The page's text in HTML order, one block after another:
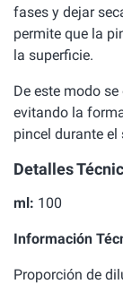
fases y dejar
permite que la
la superficie.
De este modo
evitando la
pincel durante el
Detalles
ml: 100
Información
Proporción de